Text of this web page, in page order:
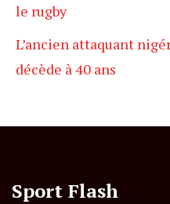
le rugby
L’ancien attaquant
décède à 40 ans
Sport Flash